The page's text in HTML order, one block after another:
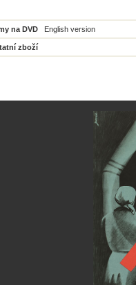
na DVD English version
zboží